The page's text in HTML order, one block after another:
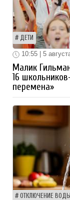
ДЕТИ
10:55 | 5
Малик
16
перемена»
ОТКЛЮЧЕНИЕ ВОДЫ